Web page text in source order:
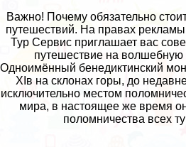
Важно! Почему обязательно
путешествий. На правах
Тур Сервис приглашает вас
путешествие на волшебную
Одноимённый бенедиктинский
ХIв на склонах горы, до
исключительно местом
мира, в настоящее же время
поломничества всех